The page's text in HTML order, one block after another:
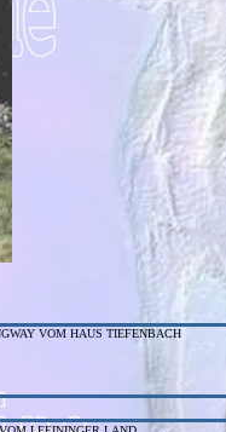
VOM HAUS TIEFENBACH